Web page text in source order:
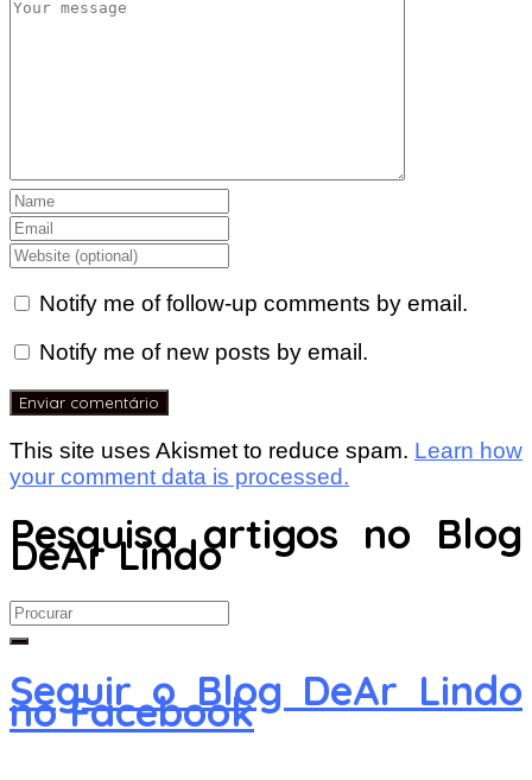
Notify me of follow-up comments by email.
Notify me of new posts by email.
This site uses Akismet to reduce spam. Learn how
your comment data is processed.
Pesquisa artigos no Blog
DeAr Lindo
Search
for:
Seguir o Blog DeAr Lindo
no Facebook